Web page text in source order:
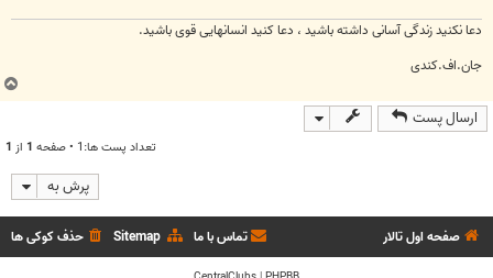
دعا نکنید زندگی آسانی داشته باشید ، دعا کنید انسانهایی قوی باشید.
جان.اف.کندی
ارسال پست
تعداد پست ها:1 • صفحه 1 از 1
پرش به
صفحه اول تالار حذف کوکی ها Sitemap تماس با ما